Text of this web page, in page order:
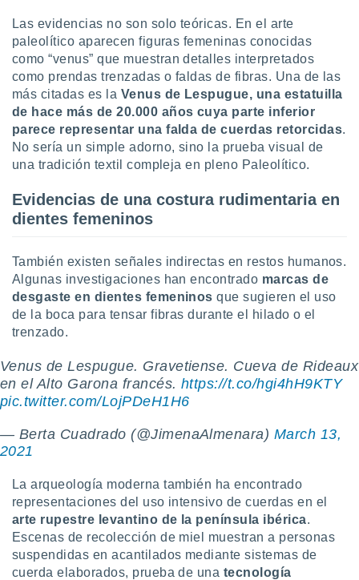
utilizar
crear un
uso de
la
contenido
la
el
del
de
o a través
de
de
de
con el
e
mediante
publicidad
publicidad
de
Las evidencias no son solo teóricas. En el arte
paleolítico aparecen figuras femeninas conocidas
como “venus” que muestran detalles interpretados
como prendas trenzadas o faldas de fibras. Una de las
más citadas es la Venus de Lespugue, una estatuilla
de hace más de 20.000 años cuya parte inferior
parece representar una falda de cuerdas retorcidas.
No sería un simple adorno, sino la prueba visual de
una tradición textil compleja en pleno Paleolítico.
Evidencias de una costura rudimentaria en
dientes femeninos
También existen señales indirectas en restos humanos.
Algunas investigaciones han encontrado marcas de
desgaste en dientes femeninos que sugieren el uso
de la boca para tensar fibras durante el hilado o el
trenzado.
Venus de Lespugue. Gravetiense. Cueva de Rideaux
en el Alto Garona francés. https://t.co/hgi4hH9KTY
pic.twitter.com/LojPDeH1H6
— Berta Cuadrado (@JimenaAlmenara) March 13,
2021
La arqueología moderna también ha encontrado
representaciones del uso intensivo de cuerdas en el
arte rupestre levantino de la península ibérica.
Escenas de recolección de miel muestran a personas
suspendidas en acantilados mediante sistemas de
cuerda elaborados, prueba de una tecnología